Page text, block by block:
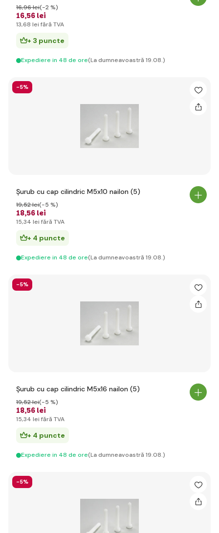
16,56 lei
16,96 lei(-2 %)
13,68 lei fără TVA
+ 3 puncte
Expediere in 48 de ore(La dumneavoastră 19.08.)
-5%
Șurub cu cap cilindric M5x10 nailon (5)
18,56 lei
19,52 lei(-5 %)
15,34 lei fără TVA
+ 4 puncte
Expediere in 48 de ore(La dumneavoastră 19.08.)
-5%
Șurub cu cap cilindric M5x16 nailon (5)
18,56 lei
19,52 lei(-5 %)
15,34 lei fără TVA
+ 4 puncte
Expediere in 48 de ore(La dumneavoastră 19.08.)
-5%